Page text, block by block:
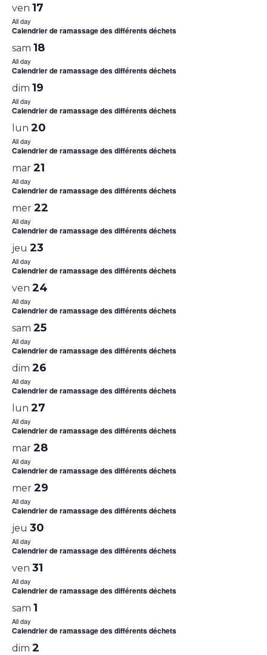
ven 17
All day
Calendrier de ramassage des différents déchets
sam 18
All day
Calendrier de ramassage des différents déchets
dim 19
All day
Calendrier de ramassage des différents déchets
lun 20
All day
Calendrier de ramassage des différents déchets
mar 21
All day
Calendrier de ramassage des différents déchets
mer 22
All day
Calendrier de ramassage des différents déchets
jeu 23
All day
Calendrier de ramassage des différents déchets
ven 24
All day
Calendrier de ramassage des différents déchets
sam 25
All day
Calendrier de ramassage des différents déchets
dim 26
All day
Calendrier de ramassage des différents déchets
lun 27
All day
Calendrier de ramassage des différents déchets
mar 28
All day
Calendrier de ramassage des différents déchets
mer 29
All day
Calendrier de ramassage des différents déchets
jeu 30
All day
Calendrier de ramassage des différents déchets
ven 31
All day
Calendrier de ramassage des différents déchets
sam 1
All day
Calendrier de ramassage des différents déchets
dim 2